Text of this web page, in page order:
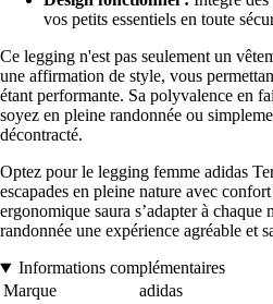
vos petits essentiels en toute
Ce legging n'est pas seulement un
une affirmation de style, vous
étant performante. Sa polyvalence en
soyez en pleine randonnée ou
décontracté.
Optez pour le legging femme adidas
escapades en pleine nature avec
ergonomique saura s’adapter à
randonnée une expérience agréable et
Informations complémentaires
Marque
adidas